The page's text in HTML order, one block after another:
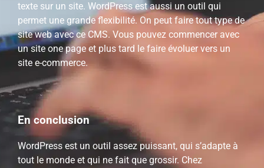
texte sur un site. WordPress est aussi un outil qui
permet une grande flexibilité. On peut faire tout type de
site web avec ce CMS. Vous pouvez commencer avec
un siteonepage et plus tard le faire évoluer vers un
site e-commerce.
En conclusion
WordPress est un outil assez puissant, qui s’adapte à
tout le monde et qui ne fait que grossir. Chez